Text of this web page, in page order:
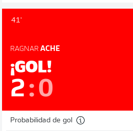
41'
RAGNAR ACHE
¡GOL!
2:0
Probabilidad de gol